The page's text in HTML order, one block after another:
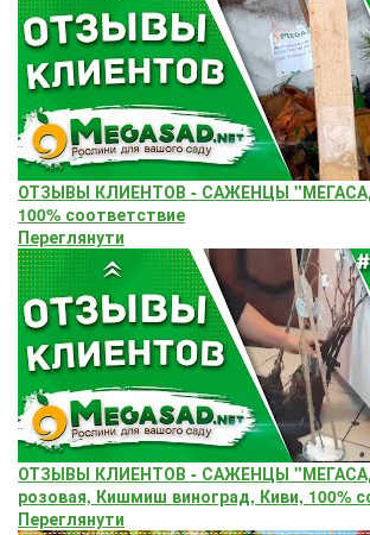
ОТЗЫВЫ КЛИЕНТОВ - САЖЕНЦЫ
100% соответствие
Переглянути
ОТЗЫВЫ КЛИЕНТОВ - САЖЕНЦЫ
розовая, Кишмиш виноград, Киви, 100%
Переглянути